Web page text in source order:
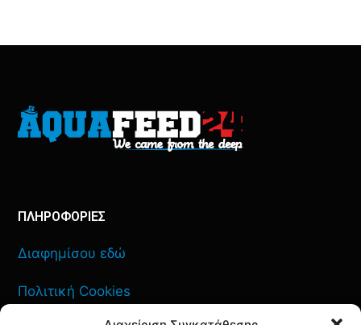
ΠΛΗΡΟΦΟΡΙΕΣ
Διαφημίσου εδώ
Πολιτική Cookies